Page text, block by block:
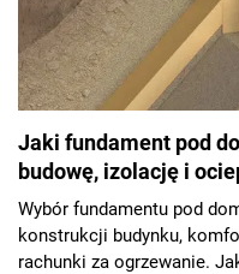
Jaki fundament pod
budowę, izolację i
Wybór fundamentu pod
konstrukcji budynku,
rachunki za ogrzewanie.